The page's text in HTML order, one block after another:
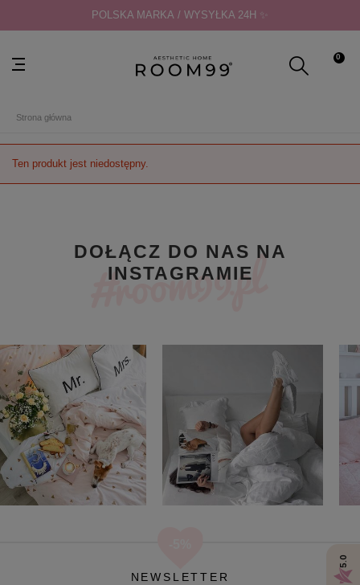
POLSKA MARKA / WYSYŁKA 24H ✨
0
Strona główna
Ten produkt jest niedostępny.
DOŁĄCZ DO NAS NA
INSTAGRAMIE
NEWSLETTER
5.0